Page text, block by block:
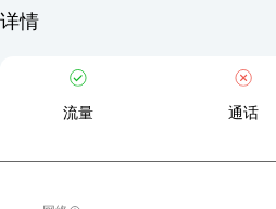
详情
流量 通话